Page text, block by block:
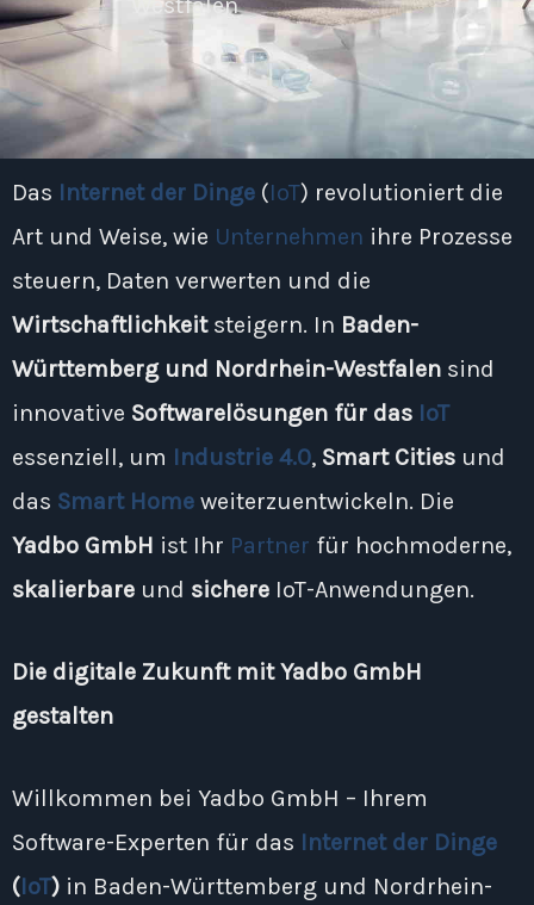
Das Internet der Dinge (IoT) revolutioniert die
Art und Weise, wie Unternehmen ihre Prozesse
steuern, Daten verwerten und die
Wirtschaftlichkeitsteigern. In Baden-
Württemberg und Nordrhein-Westfalen sind
innovative Softwarelösungen für das IoT
essenziell, um Industrie 4.0, Smart Cities und
das Smart Home weiterzuentwickeln. Die
Yadbo GmbH ist Ihr Partner für hochmoderne,
skalierbare und sichere IoT-Anwendungen.
Die digitale Zukunft mit Yadbo GmbH
gestalten
Willkommen bei Yadbo GmbH – Ihrem
Software-Experten für das Internet der Dinge
(IoT) in Baden-Württemberg und Nordrhein-